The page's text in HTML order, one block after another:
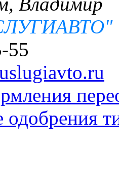
55
одобрения